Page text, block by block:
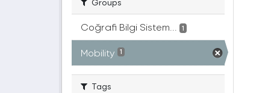
Coğrafi Bilgi Sistem... 1
Mobility 1
Tags